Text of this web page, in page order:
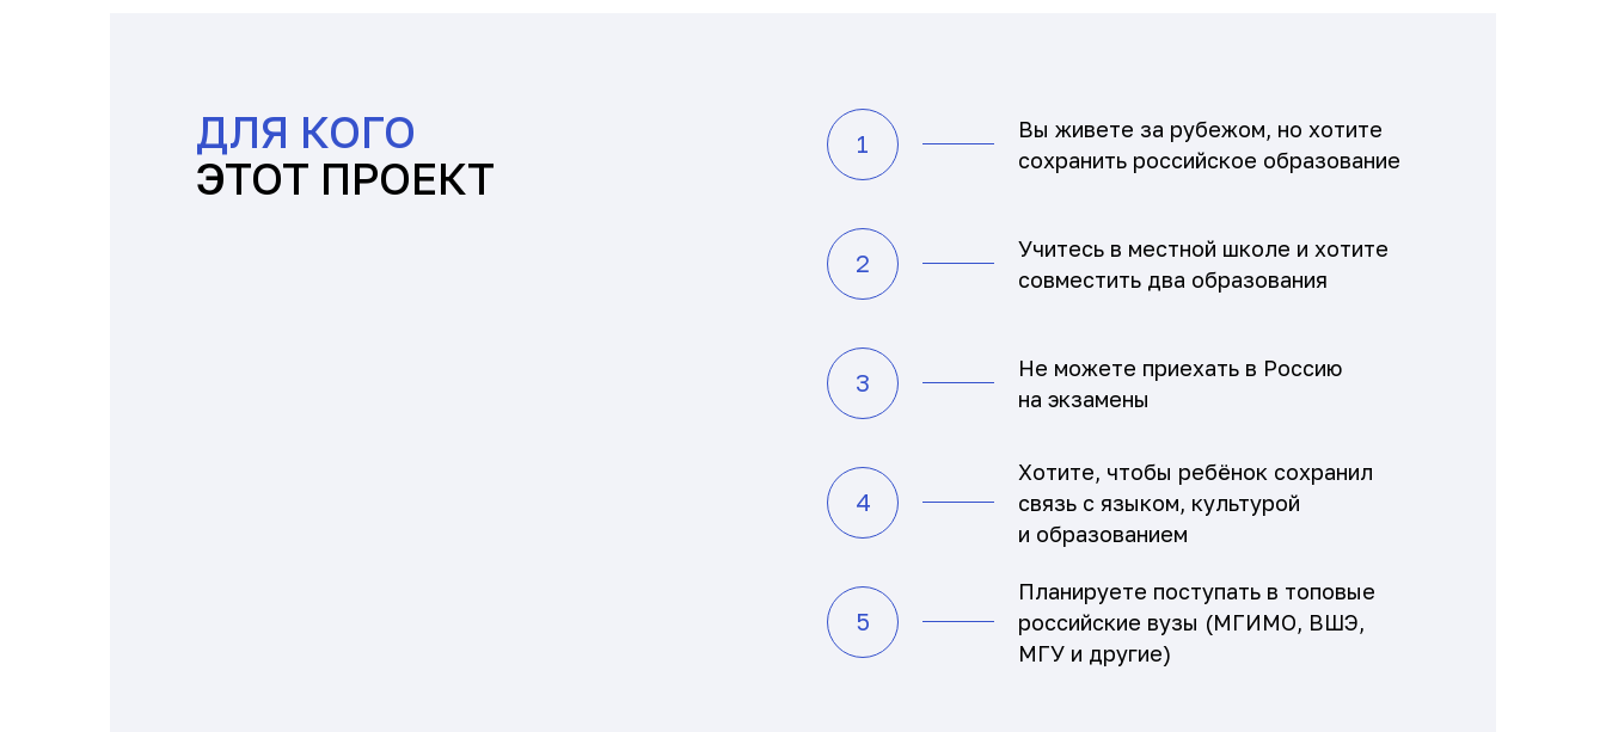
ДЛЯ КОГО
ЭТОТ ПРОЕКТ
Вы живете за рубежом, но хотите
сохранить российское образование
1
Учитесь в местной школе и хотите
совместить два образования
2
Не можете приехать в Россию
на экзамены
3
Планируете поступать в топовые
российские вузы (МГИМО, ВШЭ,
МГУ и другие)
5
Хотите, чтобы ребёнок сохранил
связь с языком, культурой
и образованием
4